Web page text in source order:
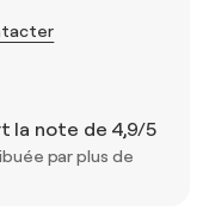
la note de 4,9/5
par plus de